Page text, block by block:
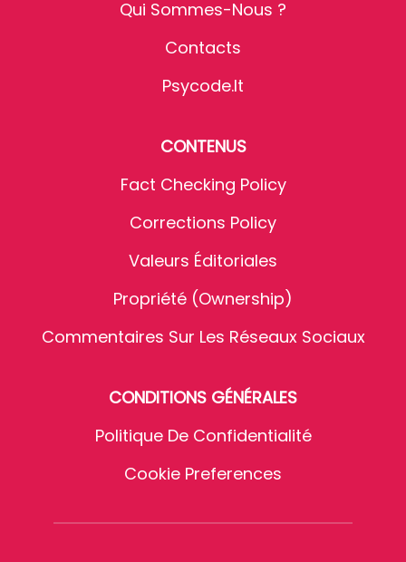
Qui Sommes-Nous ?
Contacts
Psycode.it
CONTENUS
Fact Checking Policy
Corrections Policy
Valeurs Éditoriales
Propriété (Ownership)
Commentaires Sur Les Réseaux Sociaux
CONDITIONS GÉNÉRALES
Politique De Confidentialité
Cookie Preferences